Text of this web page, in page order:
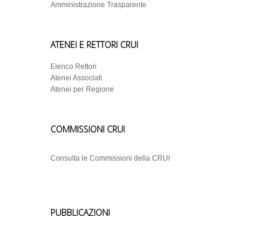
Amministrazione Trasparente
ATENEI E RETTORI CRUI
Elenco Rettori
Atenei Associati
Atenei per Regione
COMMISSIONI CRUI
Consulta le Commissioni della CRUI
PUBBLICAZIONI